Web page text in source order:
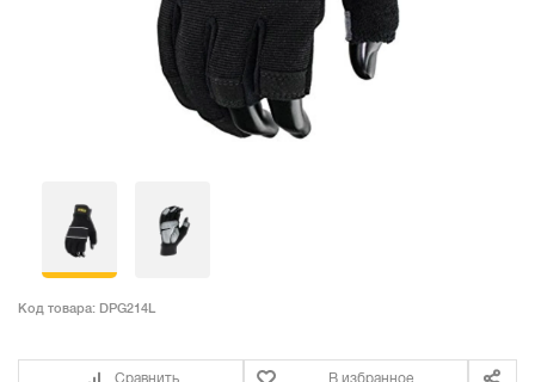
Код товара: DPG214L
Сравнить В избранное